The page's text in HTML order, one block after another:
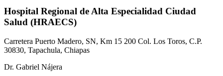
Hospital Regional de Alta Especialidad Ciudad
Salud (HRAECS)
Carretera Puerto Madero, SN, Km 15 200 Col. Los Toros, C.P.
30830, Tapachula, Chiapas
Dr. Gabriel Nájera